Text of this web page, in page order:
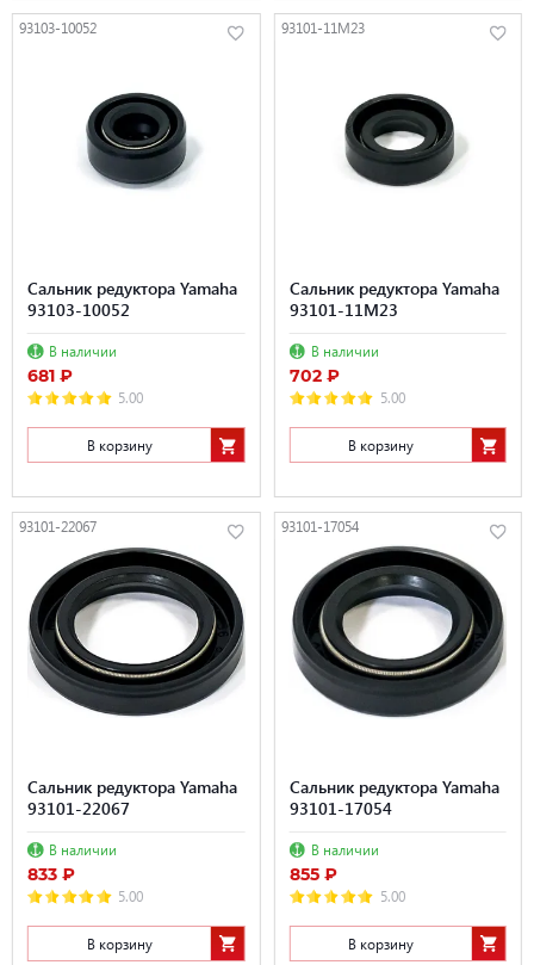
93103-10052
Сальник редуктора Yamaha
93103-10052
В наличии
681 ₽
5.00
В корзину
93101-11M23
Сальник редуктора Yamaha
93101-11M23
В наличии
702 ₽
5.00
В корзину
93101-22067
Сальник редуктора Yamaha
93101-22067
В наличии
833 ₽
5.00
В корзину
93101-17054
Сальник редуктора Yamaha
93101-17054
В наличии
855 ₽
5.00
В корзину